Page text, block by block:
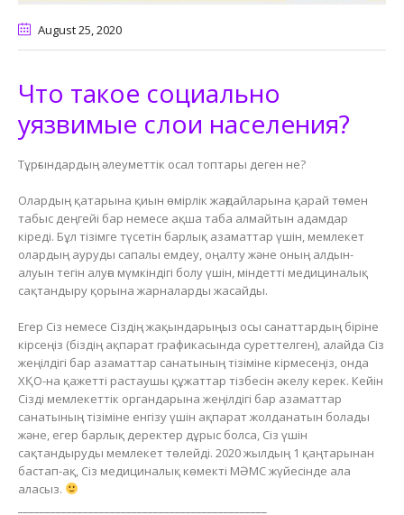
August 25, 2020
Что такое социально
уязвимые слои населения?
Тұрғындардың әлеуметтік осал топтары деген не?
Олардың қатарына қиын өмірлік жағдайларына қарай төмен
табыс деңгейі бар немесе ақша таба алмайтын адамдар
кіреді. Бұл тізімге түсетін барлық азаматтар үшін, мемлекет
олардың ауруды сапалы емдеу, оңалту және оның алдын-
алуын тегін алуға мүмкіндігі болу үшін, міндетті медициналық
сақтандыру қорына жарналарды жасайды.
Егер Сіз немесе Сіздің жақындарыңыз осы санаттардың біріне
кірсеңіз (біздің ақпарат графикасында суреттелген), алайда Сіз
жеңілдігі бар азаматтар санатының тізіміне кірмесеңіз, онда
ХҚО-на қажетті растаушы құжаттар тізбесін әкелу керек. Кейін
Сізді мемлекеттік органдарына жеңілдігі бар азаматтар
санатының тізіміне енгізу үшін ақпарат жолданатын болады
және, егер барлық деректер дұрыс болса, Сіз үшін
сақтандыруды мемлекет төлейді. 2020 жылдың 1 қаңтарынан
бастап-ақ, Сіз медициналық көмекті МӘМС жүйесінде ала
аласыз.